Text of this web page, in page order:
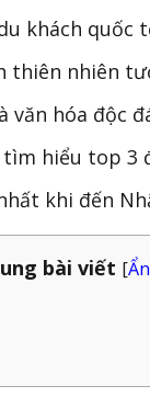
khách quốc
thiên nhiên
hóa độc
tìm hiểu top 3
khi đến
bài viết [Ẩn